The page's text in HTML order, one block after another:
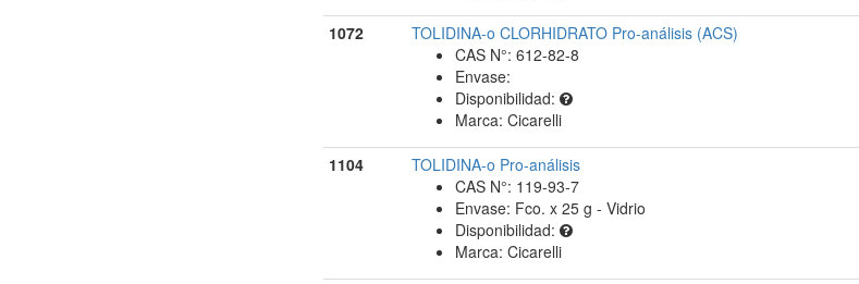
1072
TOLIDINA-o CLORHIDRATO Pro-análisis (ACS)
CAS N°: 612-82-8
Envase:
Disponibilidad:
Marca: Cicarelli
1104
TOLIDINA-o Pro-análisis
CAS N°: 119-93-7
Envase: Fco. x 25 g - Vidrio
Disponibilidad:
Marca: Cicarelli